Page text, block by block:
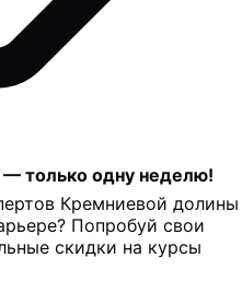
— только одну неделю!
Кремниевой долины
Попробуй свои
скидки на курсы